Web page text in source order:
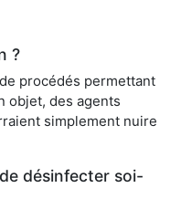
?
procédés permettant
objet, des agents
simplement nuire
désinfecter soi-